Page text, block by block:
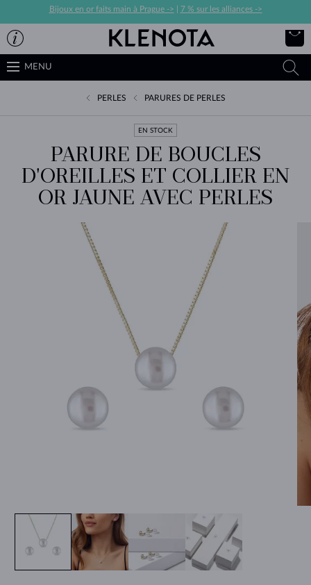
Bijoux en or faits main à Prague -> 7 % sur les alliances ->
MENU
PERLES PARURES DE PERLES
EN STOCK
PARURE DE BOUCLES
D'OREILLES ET COLLIER EN
OR JAUNE AVEC PERLES